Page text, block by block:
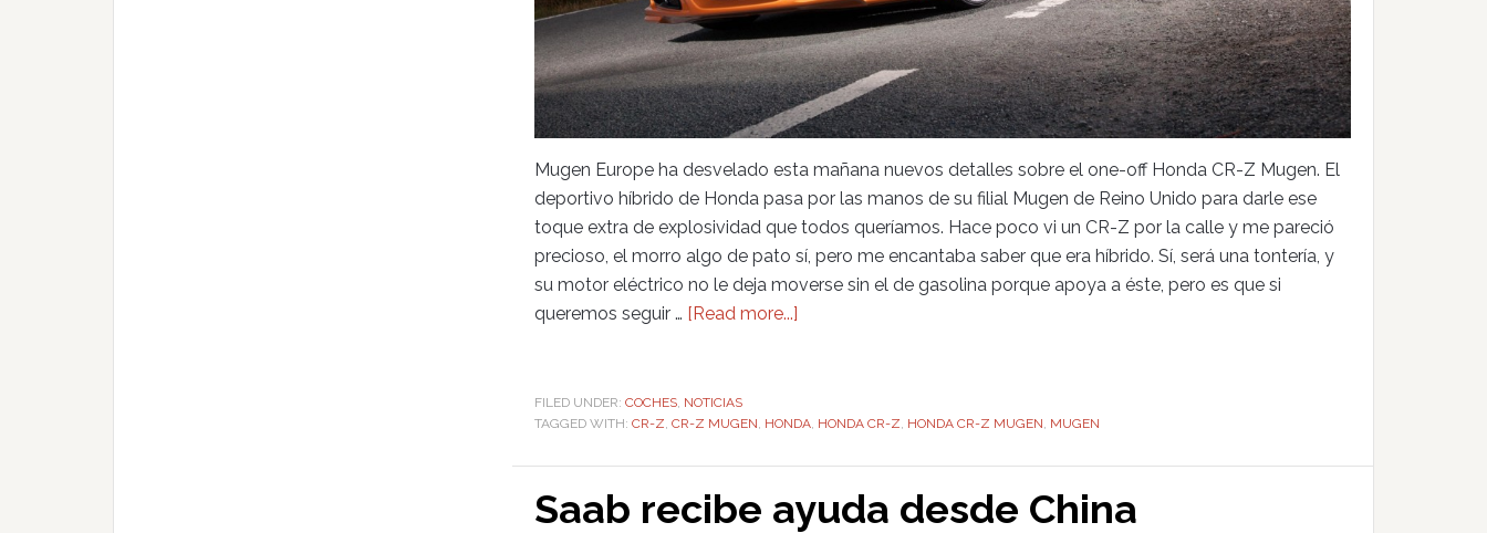
Mugen Europe ha desvelado esta mañana nuevos detalles sobre el one-off Honda CR-Z Mugen. El
deportivo híbrido de Honda pasa por las manos de su filial Mugen de Reino Unido para darle ese
toque extra de explosividad que todos queríamos. Hace poco vi un CR-Z por la calle y me pareció
precioso, el morro algo de pato sí, pero me encantaba saber que era híbrido. Sí, será una tontería, y
su motor eléctrico no le deja moverse sin el de gasolina porque apoya a éste, pero es que si
queremos seguir … [Read more...]
FILED UNDER: COCHES NOTICIAS
TAGGED WITH: CR-Z CR-Z MUGEN HONDA HONDA CR-Z HONDA CR-Z MUGEN MUGEN
Saab recibe ayuda desde China